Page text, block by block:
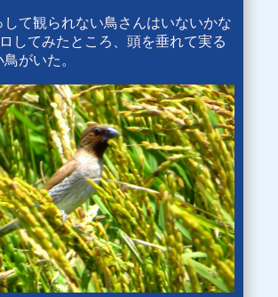
て観られない鳥さんはいないかな
してみたところ、頭を垂れて実る
がいた。